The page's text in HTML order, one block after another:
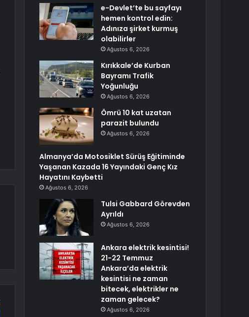
e-Devlet’te bu sayfayı
hemen kontrol edin:
Adınıza şirket kurmuş
olabilirler
Ağustos 6, 2026
Kırıkkale’de Kurban
Bayramı Trafik
Yoğunluğu
Ağustos 6, 2026
Ömrü 10 kat uzatan
parazit bulundu
Ağustos 6, 2026
Almanya’da Motosiklet Sürüş Eğitiminde
Yaşanan Kazada 16 Yayındaki Genç Kız
Hayatını Kaybetti
Ağustos 6, 2026
Tulsi Gabbard Görevden
Ayrıldı
Ağustos 6, 2026
Ankara elektrik kesintisi!
21-22 Temmuz
Ankara’da elektrik
kesintisi ne zaman
bitecek, elektrikler ne
zaman gelecek?
Ağustos 6, 2026